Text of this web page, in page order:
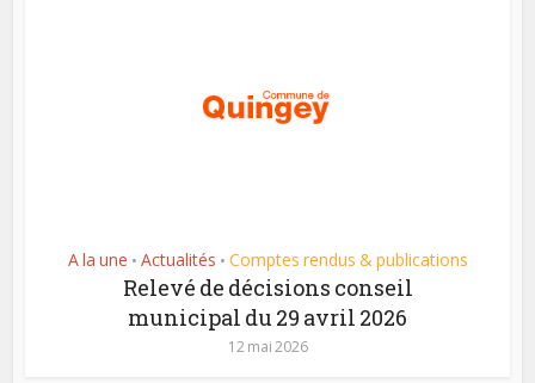
A la une • Actualités • Comptes rendus & publications
Relevé de décisions conseil
municipal du 29 avril 2026
12 mai 2026